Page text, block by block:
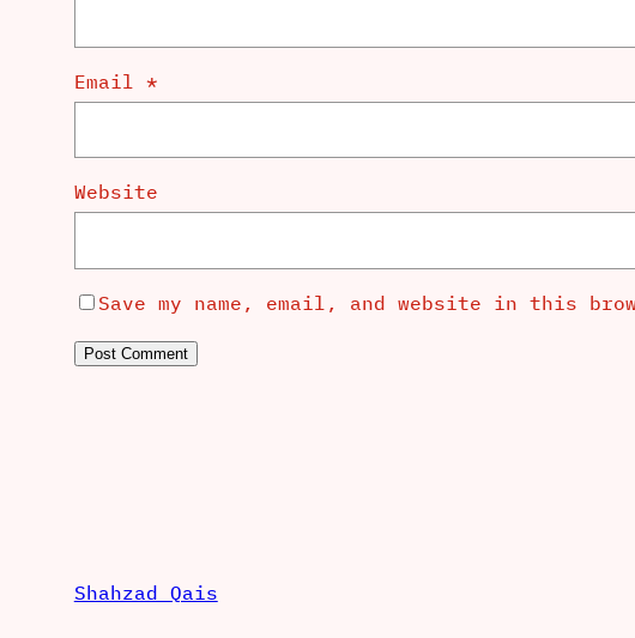
Email *
Website
Save my name, email, and website in this
Shahzad Qais